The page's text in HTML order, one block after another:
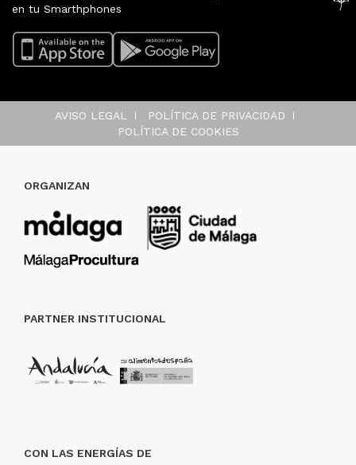
en tu Smarthphones
AVISO LEGAL
POLÍTICA DE PRIVACIDAD
POLÍTICA DE COOKIES
ORGANIZAN
PARTNER INSTITUCIONAL
CON LAS ENERGÍAS DE